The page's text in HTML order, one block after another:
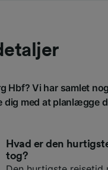
Hbf? Vi har samlet
med at planlægge
Hvad er den
tog?